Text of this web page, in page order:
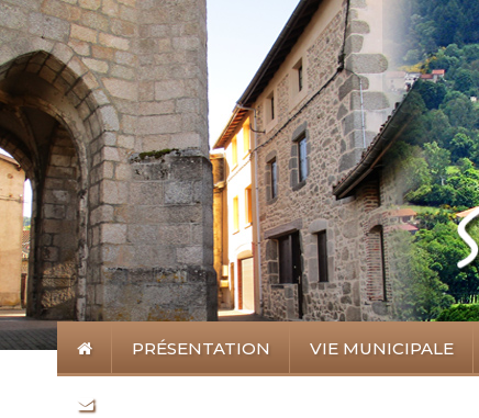
PRÉSENTATION VIE MUNICIPALE